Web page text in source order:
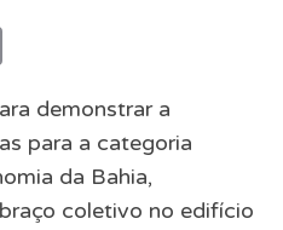
demonstrar a
para a categoria
da Bahia,
coletivo no edifício